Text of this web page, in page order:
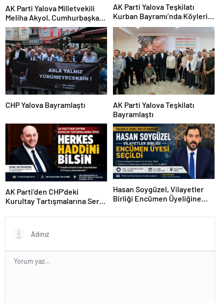
AK Parti Yalova Milletvekili
Meliha Akyol, Cumhurbaşkanı
Erdoğan ile Görüştü
AK Parti Yalova Teşkilatı
Kurban Bayramı’nda Köyleri
Ziyaret Etti
CHP Yalova Bayramlaştı
AK Parti Yalova Teşkilatı
Bayramlaştı
AK Parti’den CHP’deki
Kurultay Tartışmalarına Sert
Üzerimizden Örtmeye
Çalışmasınlar”
Hasan Soygüzel, Vilayetler
Birliği Encümen Üyeliğine